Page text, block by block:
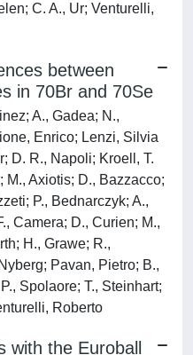
C. A., Ur; Venturelli,
between
in 70Br and 70Se
A., Gadea; N.,
Enrico; Lenzi, Silvia
D. R., Napoli; Kroell, T.
M., Axiotis; D., Bazzacco;
P., Bednarczyk; A.,
Camera; D., Curien; M.,
H., Grawe; R.,
Pavan, Pietro; B.,
Spolaore; T., Steinhart;
Roberto
with the Euroball